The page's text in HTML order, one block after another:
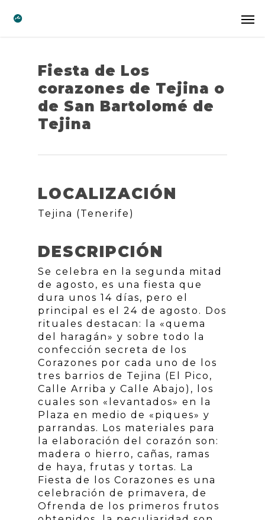
Fiesta de Los
corazones de Tejina o
de San Bartolomé de
Tejina
LOCALIZACIÓN
Tejina (Tenerife)
DESCRIPCIÓN
Se celebra en la segunda mitad
de agosto, es una fiesta que
dura unos 14 días, pero el
principal es el 24 de agosto. Dos
rituales destacan: la «quema
del haragán» y sobre todo la
confección secreta de los
Corazones por cada uno de los
tres barrios de Tejina (El Pico,
Calle Arriba y Calle Abajo), los
cuales son «levantados» en la
Plaza en medio de «piques» y
parrandas. Los materiales para
la elaboración del corazón son:
madera o hierro, cañas, ramas
de haya, frutas y tortas. La
Fiesta de los Corazones es una
celebración de primavera, de
Ofrenda de los primeros frutos